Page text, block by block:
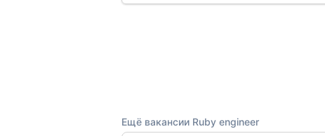
Ещё вакансии Ruby engineer